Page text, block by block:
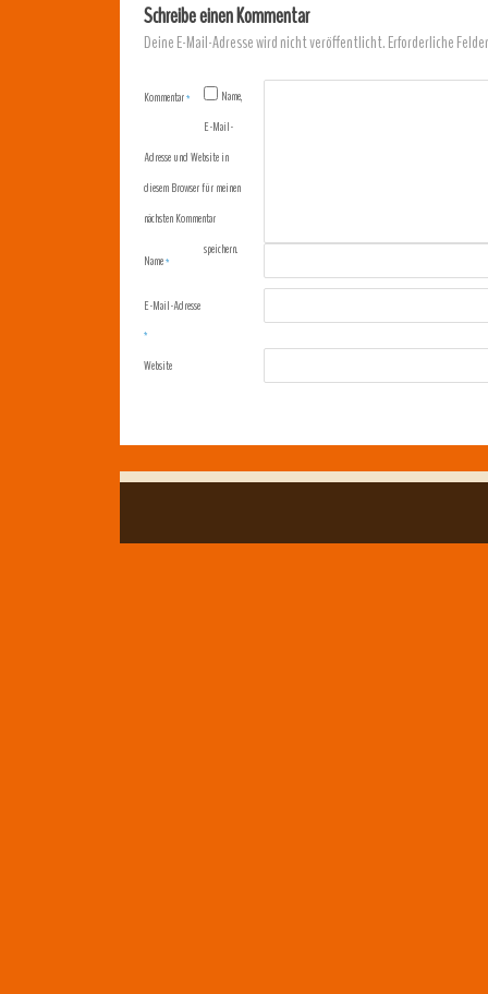
Schreibe einen Kommentar
Deine E-Mail-Adresse wird nicht veröffentlicht.Erforderliche
Kommentar*
Name*
E-Mail-Adresse
*
Website
Name,
E-Mail-
Adresse und Website in
diesem Browser für meinen
nächsten Kommentar
speichern.